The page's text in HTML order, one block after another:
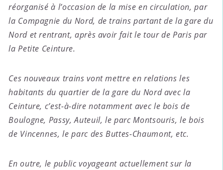
réorganisé à l’occasion de la mise en circulation, par
la Compagnie du Nord, de trains partant de la gare du
Nord et rentrant, après avoir fait le tour de Paris par
la Petite Ceinture.
Ces nouveaux trains vont mettre en relations les
habitants du quartier de la gare du Nord avec la
Ceinture, c’est-à-dire notamment avec le bois de
Boulogne, Passy, Auteuil, le parc Montsouris, le bois
de Vincennes, le parc des Buttes-Chaumont, etc.
En outre, le public voyageant actuellement sur la